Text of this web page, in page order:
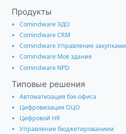
Продукты
Comindware ЭДО
Comindware CRM
Comindware Управление закупками
Comindware Моё здание
Comindware NPD
Типовые решения
Автоматизация бэк-офиса
Цифровизация ОЦО
Цифровой HR
Управление бюджетированием